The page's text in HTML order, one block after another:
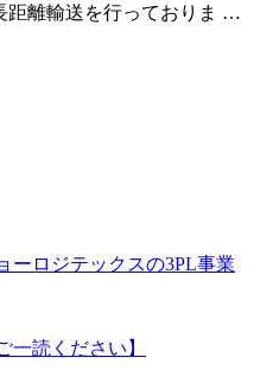
距離輸送を行っておりま …
ーロジテックスの3PL事業
一読ください】